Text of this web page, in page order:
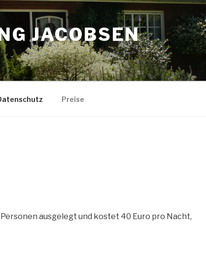
JACOBSEN
Preise
ausgelegt und kostet 40 Euro pro Nacht,